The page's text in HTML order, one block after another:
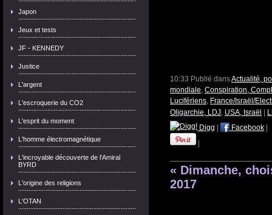
Japon
Jeux et tests
JF - KENNEDY
Justice
L'argent
L'escroquerie du CO2
L'esprit du moment
L'homme électromagnétique
L'incroyable découverte de l'Amiral
BYRD
L'origine des religions
L'OTAN
10:33 Publié dansActualité,
mondiale, Conspiration,
Lucifériens, France/Israël/
Oligarchie, LDJ, USA, Israël
Digg
Facebook
« Dimanche,
2017